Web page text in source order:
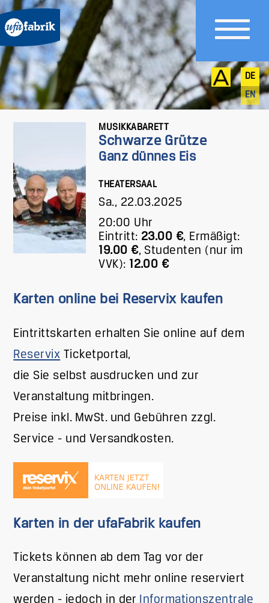
DE
EN
MUSIKKABARETT
Schwarze Grütze
Ganz dünnes Eis
THEATERSAAL
Sa., 22.03.2025
20:00 Uhr
Eintritt: 23.00 €, Ermäßigt:
19.00 €, Studenten (nur im
VVK): 12.00 €
Karten online bei Reservix kaufen
Eintrittskarten erhalten Sie online auf dem
Reservix Ticketportal,
die Sie selbst ausdrucken und zur
Veranstaltung mitbringen.
Preise inkl. MwSt. und Gebühren zzgl.
Service - und Versandkosten.
Karten in der ufaFabrik kaufen
Tickets können ab dem Tag vor der
Veranstaltung nicht mehr online reserviert
werden - jedoch in der Informationszentrale